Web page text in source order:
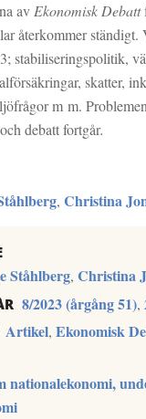
avEkonomisk Debatt
återkommer ständigt.
stabiliseringspolitik,
skatter,
m m.
debatt fortgår.
,Christina
Ståhlberg,Christina
8/2023 (årgång 51),
Artikel,Ekonomisk
nationalekonomi,